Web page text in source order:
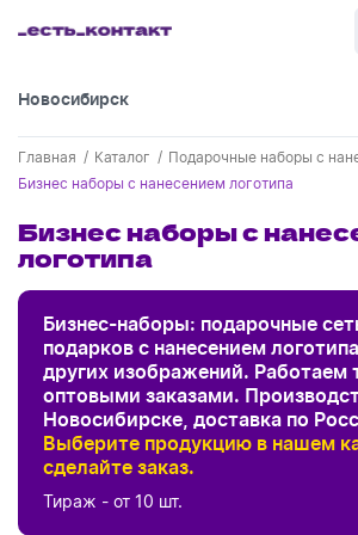
Новосибирск
+7 (383) 255-55-05
Контакты
Каталог
Портфолио
Нанесение логотипа
Подборки и обзоры новинок
Спецпредложения
Новинки
Новинки одежды
Новинки ручек
Новинки Электроники
Новинки посуды
Новинки для отдыха
Новинки для дома
Праздники
8 марта
День влюбленных - 14
Одежда
Одежда - новинки
Футболки
Мужские футболки
Женские футболки
Поло
Мужское поло
Кепки и бейсболки
Ручки
Ручки - новинки
Пластиковые ручки
Металлические ручки
Электроника
Электроника - новинки
Посуда и Кухня
Главная Каталог
Подарочные наборы с
Бизнес наборы с нанесением логотипа
Бизнес наборы с
логотипа
Бизнес-наборы: подарочные
подарков с нанесением
других изображений. Работаем
оптовыми заказами.
Новосибирске, доставка по
Выберите продукцию в нашем
сделайте заказ.
Тираж - от 10 шт.
Цвет
белый
фиолетовый
Бренд
Evolt
Lettertone
Склад НСК
Хиты
Новинки
Сначала